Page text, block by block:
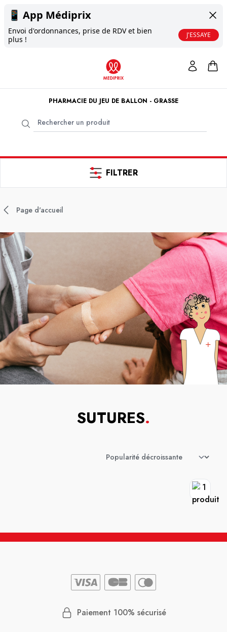
📱 App Médiprix
Envoi d'ordonnances, prise de RDV et bien
plus !
J'ESSAYE
PHARMACIE DU JEU DE BALLON - GRASSE
FILTRER
Page d'accueil
SUTURES.
Paiement 100% sécurisé